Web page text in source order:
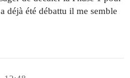
déjà été débattu il me semble